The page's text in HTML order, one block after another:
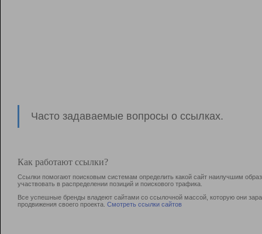
Часто задаваемые вопросы о ссылках.
Как работают ссылки?
Ссылки помогают поисковым системам определить какой сайт наилучшим
участвовать в раcпределении позиций и поискового трафика.
Все успешные бренды владеют сайтами со ссылочной массой, которую они
продвижения своего проекта. Смотреть ссылки сайтов